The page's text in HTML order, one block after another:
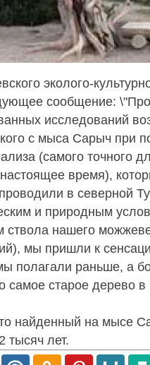
эколого-
сообщение:
исследований
с мыса Сарыч при
(самого точного
время),
в северной
и природным
ствола нашего
мы пришли к
полагали раньше, а
самое старое дерево в
найденный на мысе
тысяч лет.